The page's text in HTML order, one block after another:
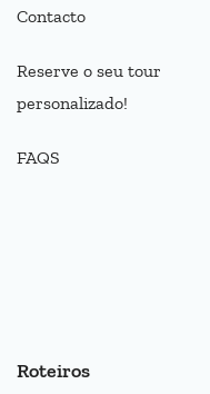
Contacto
Reserve o seu tour
personalizado!
FAQS
Roteiros